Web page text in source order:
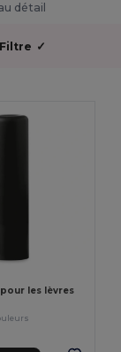
détail
Filtre ✓
pour les lèvres